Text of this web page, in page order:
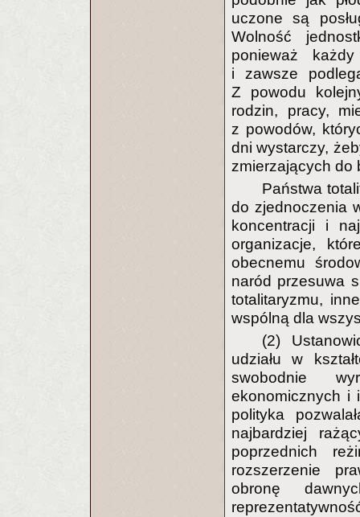
uczone są
Wolność
ponieważ
i zawsze
Z powodu
rodzin, pracy,
z powodów,
dni wystarczy,
zmierzających do
Państwa
do zjednoczenia
koncentracji i
organizacje,
obecnemu
naród przesuwa
totalitaryzmu,
wspólną dla
(2)
udziału w
swobodnie
ekonomicznych i
polityka
najbardziej
poprzednich
rozszerzenie
obronę